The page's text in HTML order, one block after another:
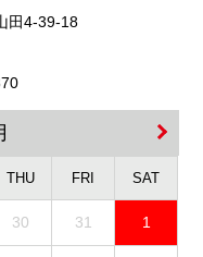
田4-39-18
THU FRI SAT
30 31 1